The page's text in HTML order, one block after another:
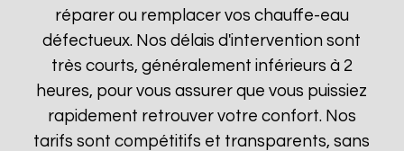
réparer ou remplacer vos chauffe-eau
défectueux. Nos délais d'intervention sont
très courts, généralement inférieurs à 2
heures, pour vous assurer que vous puissiez
rapidement retrouver votre confort. Nos
tarifs sont compétitifs et transparents, sans